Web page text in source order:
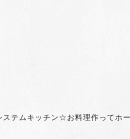
テムキッチン☆お料理作ってホ